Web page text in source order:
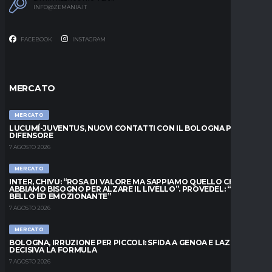
INFO@ZEMANIA.IT
FACEBOOK INSTAGRAM
MERCATO
MERCATO
LUCUMÍ-JUVENTUS, NUOVI CONTATTI CON IL BOLOGNA PER IL
DIFENSORE
7 AGOSTO 2026
MERCATO
INTER, CHIVU: “ROSA DI VALORE MA SAPPIAMO QUELLO CHE
ABBIAMO BISOGNO PER ALZARE IL LIVELLO”. PROVEDEL: “MESE
BELLO ED EMOZIONANTE”
7 AGOSTO 2026
MERCATO
BOLOGNA, IRRUZIONE PER PICCOLI: SFIDA A GENOA E LAZIO,
DECISIVA LA FORMULA
7 AGOSTO 2026